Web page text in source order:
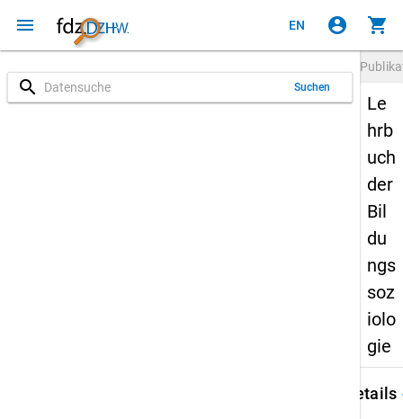
menu EN account_circle shopping_cart
search Suchen
Le
hrb
uch
der
Bil
du
ngs
soz
iolo
gie
Details